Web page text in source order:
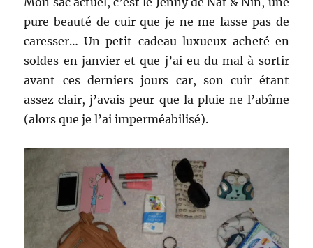
pure beauté de cuir que je ne me lasse pas de
caresser… Un petit cadeau luxueux acheté en
soldes en janvier et que j’ai eu du mal à sortir
avant ces derniers jours car, son cuir étant
assez clair, j’avais peur que la pluie ne l’abîme
(alors que je l’ai imperméabilisé).